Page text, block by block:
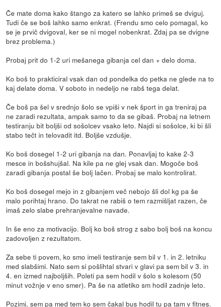
Če mate doma kako štango za katero se lahko primeš se dviguj.
Tudi če se boš lahko samo enkrat. (Frendu smo celo pomagal, ko
se je prvič dvigoval, ker se ni mogel nobenkrat. Zdaj pa se dvigne
brez problema.)
Probaj prit do 1-2 uri mešanega gibanja cel dan + delo doma.
Ko boš to prakticiral vsak dan od pondelka do petka ne glede na to
kaj delate doma. V soboto in nedeljo ne rabš tega delat.
Če boš pa šel v srednjo šolo se vpiši v nek šport in ga treniraj pa
ne zaradi rezultata, ampak samo to da se gibaš. Probaj na letnem
testiranju bit boljši od sošolcev vsako leto. Najdi si sošolce, ki bi šli
stabo tečt in telovadit itd. Boljše vzdušje.
Ko boš dosegel 1-2 uri gibanja na dan. Ponavljaj to kake 2-3
mesce in bošshujšal. Na kile pa ne glej vsak dan. Mogoče boš
zaradi gibanja postal še bolj lačen. Probaj se malo kontrolirat.
Ko boš dosegel mejo in z gibanjem več nebojo šli dol kg pa še
malo porihtaj hrano. Do takrat ne rabiš o tem razmišljat razen, če
imaš zelo slabe prehranjevalne navade.
In še eno za motivacijo. Bolj ko boš strog z sabo bolj boš na koncu
zadovoljen z rezultatom.
Za sebe ti povem, ko smo imeli testiranje sem bil v 1. in 2. letniku
med slabšimi. Nato sem si pošlihtal stvari v glavi pa sem bil v 3. in
4. en izmed najboljših. Poleti pa sem hodil v šolo s kolesom (50
minut vožnje v eno smer). Pa še na atletiko sm hodil zadnje leto.
Pozimi, sem pa med tem ko sem čakal bus hodil tu pa tam v fitnes.